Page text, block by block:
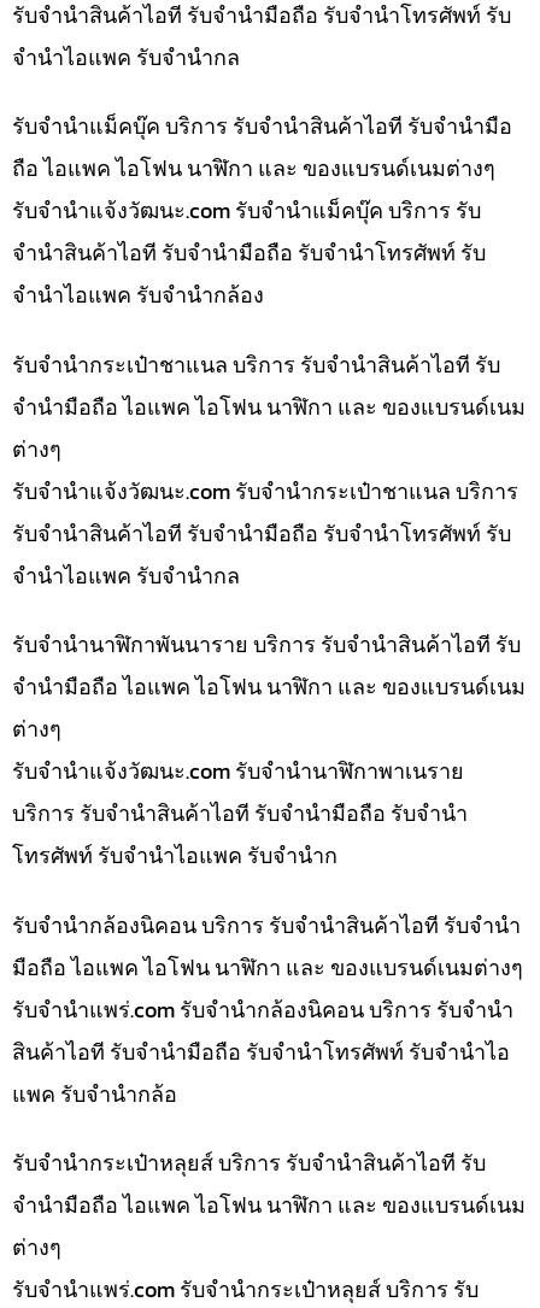
รับจำนำสินค้าไอที รับจำนำมือถือ รับจำนำโทรศัพท์ รับ
จำนำไอแพค รับจำนำกล
รับจำนำแม็คบุ๊ค บริการ รับจำนำสินค้าไอที รับจำนำมือ
ถือ ไอแพค ไอโฟน นาฬิกา และ ของแบรนด์เนมต่างๆ
รับจํานําแจ้งวัฒนะ.com รับจำนำแม็คบุ๊ค บริการ รับ
จำนำสินค้าไอที รับจำนำมือถือ รับจำนำโทรศัพท์ รับ
จำนำไอแพค รับจำนำกล้อง
รับจำนำกระเป๋าชาแนล บริการ รับจำนำสินค้าไอที รับ
จำนำมือถือ ไอแพค ไอโฟน นาฬิกา และ ของแบรนด์เนม
ต่างๆ
รับจํานําแจ้งวัฒนะ.com รับจำนำกระเป๋าชาแนล บริการ
รับจำนำสินค้าไอที รับจำนำมือถือ รับจำนำโทรศัพท์ รับ
จำนำไอแพค รับจำนำกล
รับจำนำนาฬิกาพันนาราย บริการ รับจำนำสินค้าไอที รับ
จำนำมือถือ ไอแพค ไอโฟน นาฬิกา และ ของแบรนด์เนม
ต่างๆ
รับจํานําแจ้งวัฒนะ.com รับจำนำนาฬิกาพาเนราย
บริการ รับจำนำสินค้าไอที รับจำนำมือถือ รับจำนำ
โทรศัพท์ รับจำนำไอแพค รับจำนำก
รับจำนำกล้องนิคอน บริการ รับจำนำสินค้าไอที รับจำนำ
มือถือ ไอแพค ไอโฟน นาฬิกา และ ของแบรนด์เนมต่างๆ
รับจํานําแพร่.com รับจำนำกล้องนิคอน บริการ รับจำนำ
สินค้าไอที รับจำนำมือถือ รับจำนำโทรศัพท์ รับจำนำไอ
แพค รับจำนำกล้อ
รับจำนำกระเป๋าหลุยส์ บริการ รับจำนำสินค้าไอที รับ
จำนำมือถือ ไอแพค ไอโฟน นาฬิกา และ ของแบรนด์เนม
ต่างๆ
รับจํานําแพร่.com รับจำนำกระเป๋าหลุยส์ บริการ รับ